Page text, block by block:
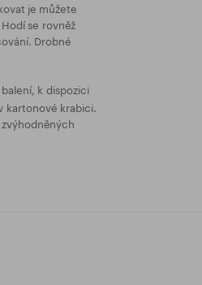
je můžete
se rovněž
Drobné
k dispozici
kartonové krabici.